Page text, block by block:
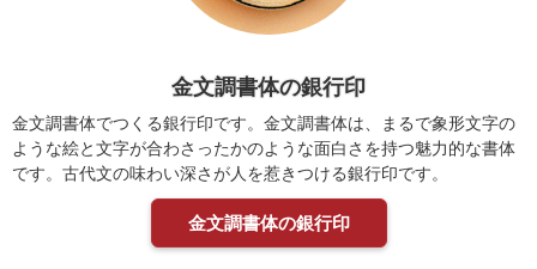
金文調書体の銀行印
金文調書体でつくる銀行印です。金文調書体は、まるで象形文字の
ような絵と文字が合わさったかのような面白さを持つ魅力的な書体
です。古代文の味わい深さが人を惹きつける銀行印です。
金文調書体の銀行印